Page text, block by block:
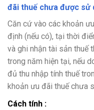
đãi thuế chưa được sử
Căn cứ vào các khoản
định (nếu có), tại thời
và ghi nhận tài sản thuế
trong năm hiện tại, nếu
đủ thu nhập tính thuế
khoản ưu đãi thuế chưa
Cách tính :